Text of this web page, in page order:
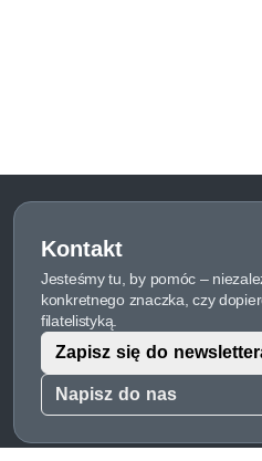
Kontakt
Jesteśmy tu, by pomóc –
konkretnego znaczka, czy
filatelistyką.
Napisz do nas
Zapisz się do